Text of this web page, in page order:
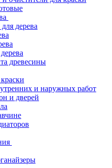
дерева
древесины
и наружных работ
и дверей